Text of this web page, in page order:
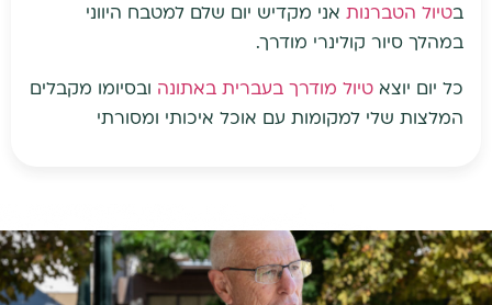
בטיול הטברנות אני מקדיש יום שלם למטבח היווני
במהלך סיור קולינרי מודרך.
כל יום יוצא טיול מודרך בעברית באתונה ובסיומו מקבלים
המלצות שלי למקומות עם אוכל איכותי ומסורתי